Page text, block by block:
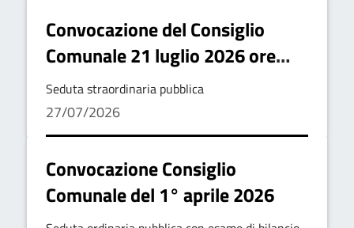
Convocazione del Consiglio
Comunale 21 luglio 2026 ore
18.30
Seduta straordinaria pubblica
27/07/2026
Convocazione Consiglio
Comunale del 1° aprile 2026